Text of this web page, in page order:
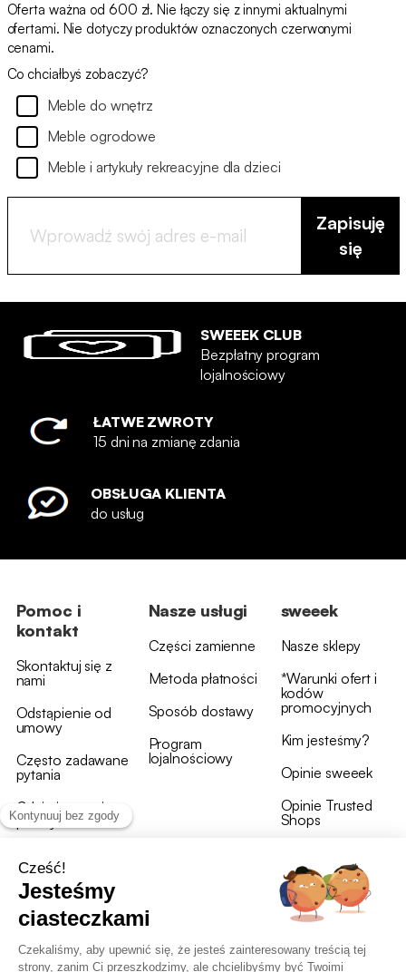
Oferta ważna od 600 zł. Nie łączy się z innymi aktualnymi
ofertami. Nie dotyczy produktów oznaczonych czerwonymi
cenami.
Co chciałbyś zobaczyć?
Meble do wnętrz
Meble ogrodowe
Meble i artykuły rekreacyjne dla dzieci
Zapisuję
się
SWEEEK CLUB
Bezpłatny program
lojalnościowy
ŁATWE ZWROTY
15 dni na zmianę zdania
OBSŁUGA KLIENTA
do usług
Pomoc i
kontakt
Skontaktuj się z
nami
Odstąpienie od
umowy
Często zadawane
pytania
Gdzie jest moja
przesyłka?
Nasze usługi
Części zamienne
Metoda płatności
Sposób dostawy
Program
lojalnościowy
sweeek
Nasze sklepy
*Warunki ofert i
kodów
promocyjnych
Kim jesteśmy?
Opinie sweeek
Opinie Trusted
Shops
OWU programu lojalnościowego